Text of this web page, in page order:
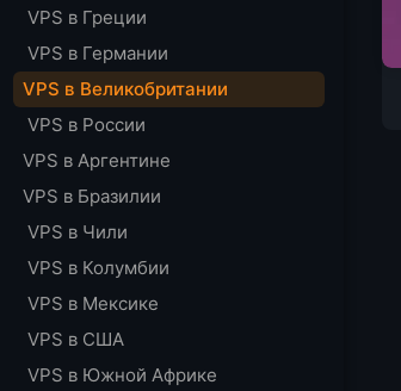
VPS в Греции
VPS в Германии
VPS в Великобритании
VPS в России
VPS в Аргентине
VPS в Бразилии
VPS в Чили
VPS в Колумбии
VPS в Мексике
VPS в США
VPS в Южной Африке